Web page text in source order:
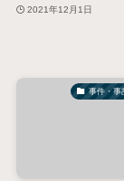
2021年12月1日
事件・事